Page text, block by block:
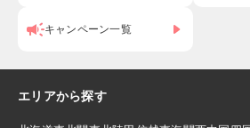
キャンペーン一覧
エリアから探す